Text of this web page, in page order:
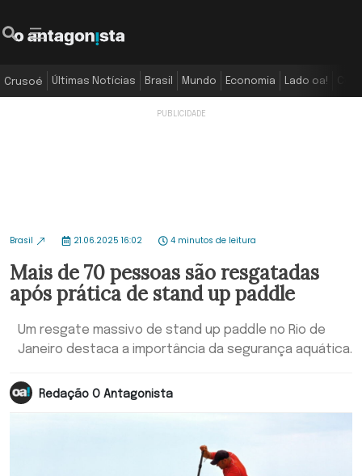
Crusoé Últimas Notícias Brasil Mundo Economia Lado oa!
Brasil 21.06.2025 16:02 4 minutos de leitura
Mais de 70 pessoas são resgatadas
após prática de stand up paddle
Um resgate massivo de stand up paddle no Rio de
Janeiro destaca a importância da segurança aquática.
Redação O Antagonista